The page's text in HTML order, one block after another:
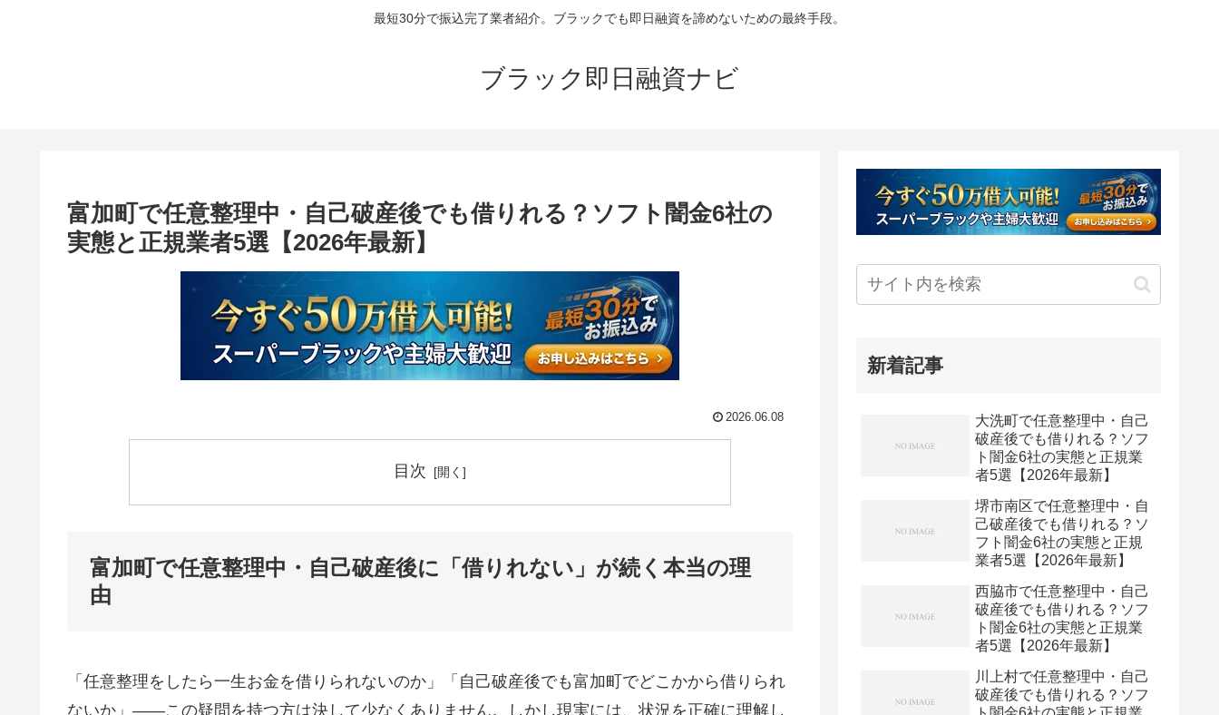
最短30分で振込完了業者紹介。ブラックでも即日融資を諦めないための最終手段。
ブラック即日融資ナビ
富加町で任意整理中・自己破産後でも借りれる？ソフト闇金6社の
実態と正規業者5選【2026年最新】
2026.06.08
目次
富加町で任意整理中・自己破産後に「借りれない」が続く本当の理
由
「任意整理をしたら一生お金を借りられないのか」「自己破産後でも富加町でどこかから借りられ
ないか」——この疑問を持つ方は決して少なくありません。しかし現実には、状況を正確に理解し
新着記事
大洗町で任意整理中・自己
破産後でも借りれる？ソフ
ト闇金6社の実態と正規業
者5選【2026年最新】
堺市南区で任意整理中・自
己破産後でも借りれる？ソ
フト闇金6社の実態と正規
業者5選【2026年最新】
西脇市で任意整理中・自己
破産後でも借りれる？ソフ
ト闇金6社の実態と正規業
者5選【2026年最新】
川上村で任意整理中・自己
破産後でも借りれる？ソフ